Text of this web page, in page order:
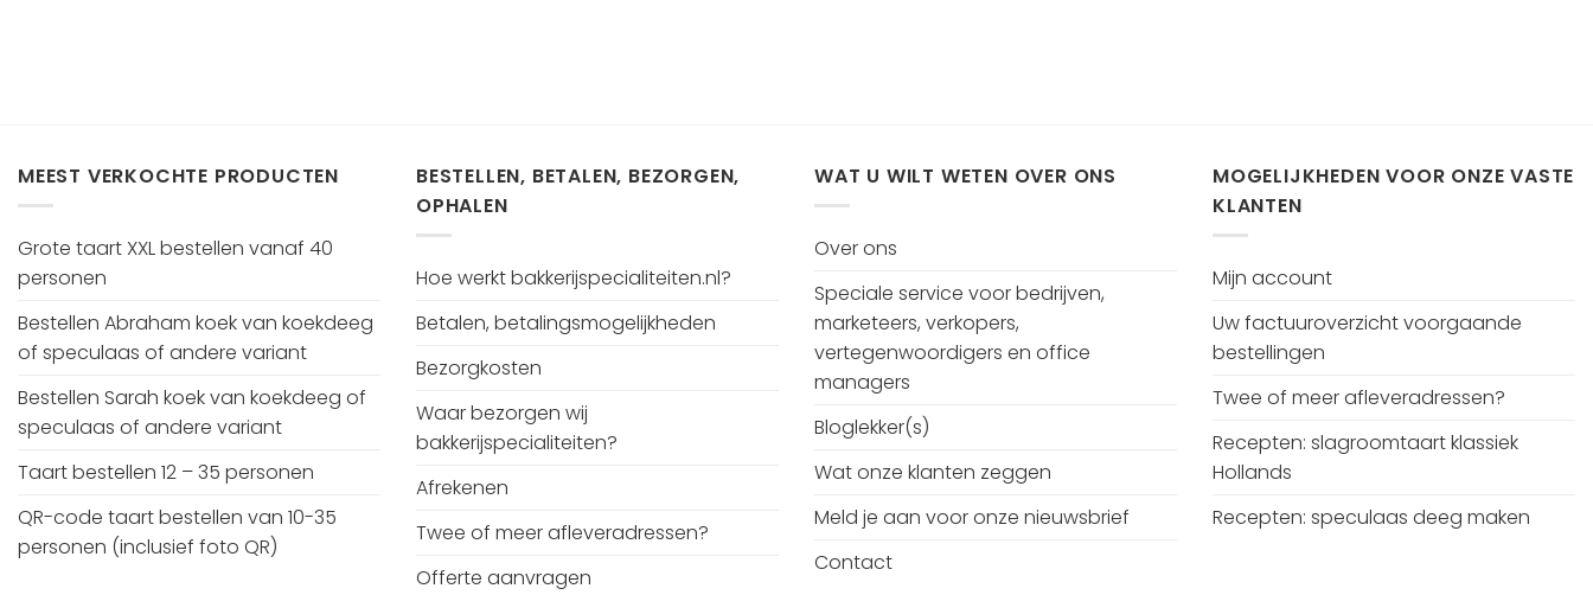
MEEST VERKOCHTE PRODUCTEN
Grote taart XXL bestellen vanaf 40
personen
Bestellen Abraham koek van koekdeeg
of speculaas of andere variant
Bestellen Sarah koek van koekdeeg of
speculaas of andere variant
Taart bestellen 12 – 35 personen
QR-code taart bestellen van 10-35
personen (inclusief foto QR)
BESTELLEN, BETALEN, BEZORGEN,
OPHALEN
Hoe werkt bakkerijspecialiteiten.nl?
Betalen, betalingsmogelijkheden
Bezorgkosten
Waar bezorgen wij
bakkerijspecialiteiten?
Afrekenen
Twee of meer afleveradressen?
Offerte aanvragen
WAT U WILT WETEN OVER ONS
Over ons
Speciale service voor bedrijven,
marketeers, verkopers,
vertegenwoordigers en office
managers
Bloglekker(s)
Wat onze klanten zeggen
Meld je aan voor onze nieuwsbrief
Contact
MOGELIJKHEDEN VOOR ONZE VASTE
KLANTEN
Mijn account
Uw factuuroverzicht voorgaande
bestellingen
Twee of meer afleveradressen?
Recepten: slagroomtaart klassiek
Hollands
Recepten: speculaas deeg maken